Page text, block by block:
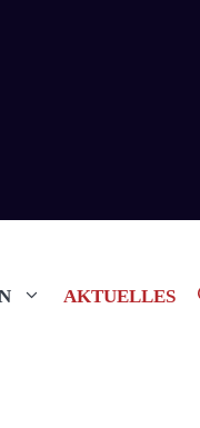
AKTUELLES